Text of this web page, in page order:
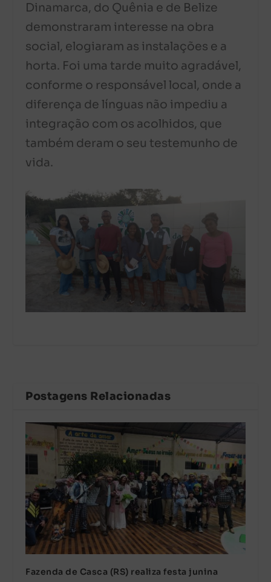
Dinamarca, do Quênia e de Belize
demonstraram interesse na obra
social, elogiaram as instalações e a
horta. Foi uma tarde muito agradável,
conforme o responsável local, onde a
diferença de línguas não impediu a
integração com os acolhidos, que
também deram o seu testemunho de
vida.
Postagens Relacionadas
Fazenda de Casca (RS) realiza festa junina